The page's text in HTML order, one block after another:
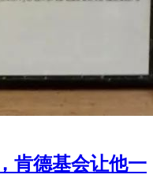
肯德基会让他一